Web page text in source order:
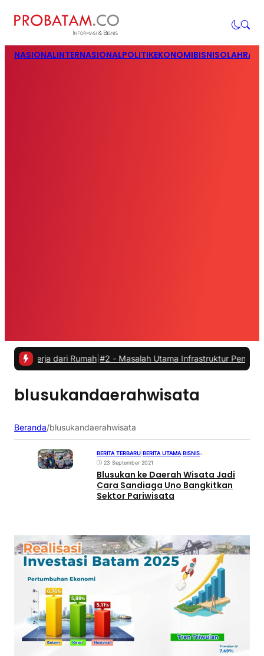
NASIONALINTERNASIONALPOLITIKEKONOMIBISNIS
dari Rumah|#2 -Masalah Utama Infrastruktur Pengisian
blusukandaerahwisata
Beranda/blusukandaerahwisata
BERITA TERBARU BERITA UTAMA BISNIS•
23 September 2021
Blusukan ke Daerah Wisata Jadi
Cara Sandiaga Uno Bangkitkan
Sektor Pariwisata